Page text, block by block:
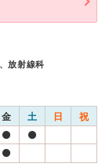
放射線科
金 土 日 祝